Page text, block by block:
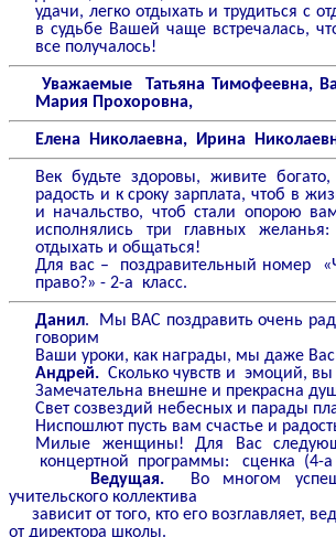
удачи, легко отдыхать и трудиться с
в судьбе Вашей чаще встречалась,
все получалось!
Уважаемые Татьяна Тимофеевна,
Мария Прохоровна,
Елена Николаевна, Ирина
Век будьте здоровы, живите
радость и к сроку зарплата, чтоб в
и начальство, чтоб стали опорою
исполнялись три главных
отдыхать и общаться!
Для вас – поздравительный номер
право?» - 2-а класс.
Данил. Мы ВАС поздравить очень
говорим
Ваши уроки, как награды, мы даже
Андрей. Сколько чувств и эмоций, вы
Замечательна внешне и прекрасна
Свет созвездий небесных и парады
Ниспошлют пусть вам счастье и
Милые женщины! Для Вас
концертной программы: сценка (4-а
Ведущая.
Во многом
учительского коллектива
зависит от того, кто его возглавляет,
от директора школы.